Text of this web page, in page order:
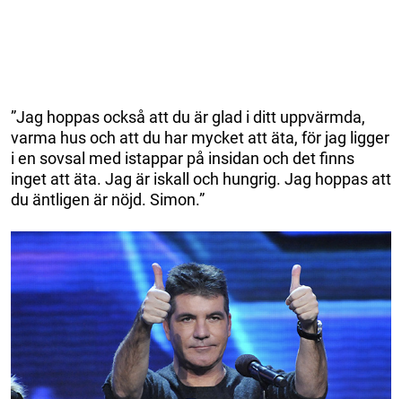
”Jag hoppas också att du är glad i ditt uppvärmda,
varma hus och att du har mycket att äta, för jag ligger
i en sovsal med istappar på insidan och det finns
inget att äta. Jag är iskall och hungrig. Jag hoppas att
du äntligen är nöjd. Simon.”